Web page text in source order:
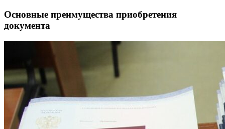
Основные преимущества приобретения
документа